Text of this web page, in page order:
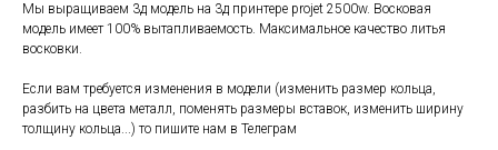
Мы выращиваем 3д модель на 3д принтере projet 2500w. Восковая
модель имеет 100% вытапливаемость. Максимальное качество литья
восковки.
Если вам требуется изменения в модели (изменить размер кольца,
разбить на цвета металл, поменять размеры вставок, изменить ширину
толщину кольца...) то пишите нам в Телеграм